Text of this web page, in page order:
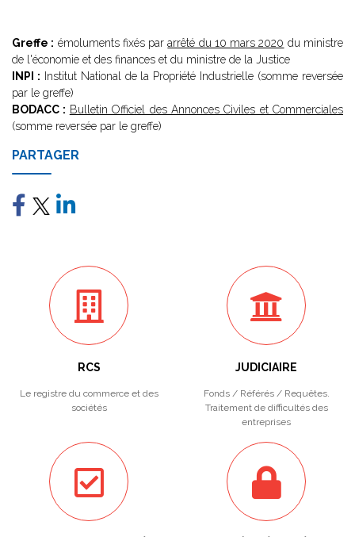
Greffe : émoluments fixés pararrêté du 10 mars 2020 du ministre
de l'économie et des finances et du ministre de la Justice
INPI : Institut National de la Propriété Industrielle (somme reversée
par le greffe)
BODACC : Bulletin Officiel des Annonces Civiles et Commerciales
(somme reversée par le greffe)
PARTAGER
RCS
Le registre du commerce et des
sociétés
JUDICIAIRE
Fonds / Référés / Requêtes.
Traitement de difficultés des
entreprises